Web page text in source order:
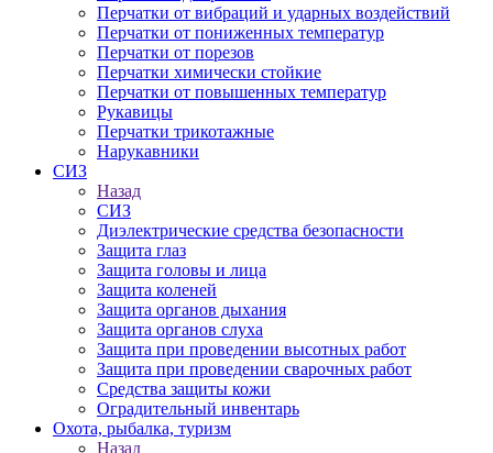
Перчатки от вибраций и ударных воздействий
Перчатки от пониженных температур
Перчатки от порезов
Перчатки химически стойкие
Перчатки от повышенных температур
Рукавицы
Перчатки трикотажные
Нарукавники
СИЗ
Назад
СИЗ
Диэлектрические средства безопасности
Защита глаз
Защита головы и лица
Защита коленей
Защита органов дыхания
Защита органов слуха
Защита при проведении высотных работ
Защита при проведении сварочных работ
Средства защиты кожи
Оградительный инвентарь
Охота, рыбалка, туризм
Назад